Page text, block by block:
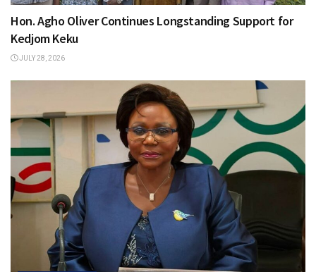
Hon. Agho Oliver Continues Longstanding Support for
Kedjom Keku
JULY 28, 2026